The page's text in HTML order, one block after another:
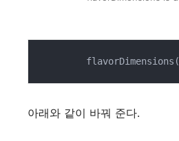
        flavorDimensions(
아래와 같이 바꿔 준다.